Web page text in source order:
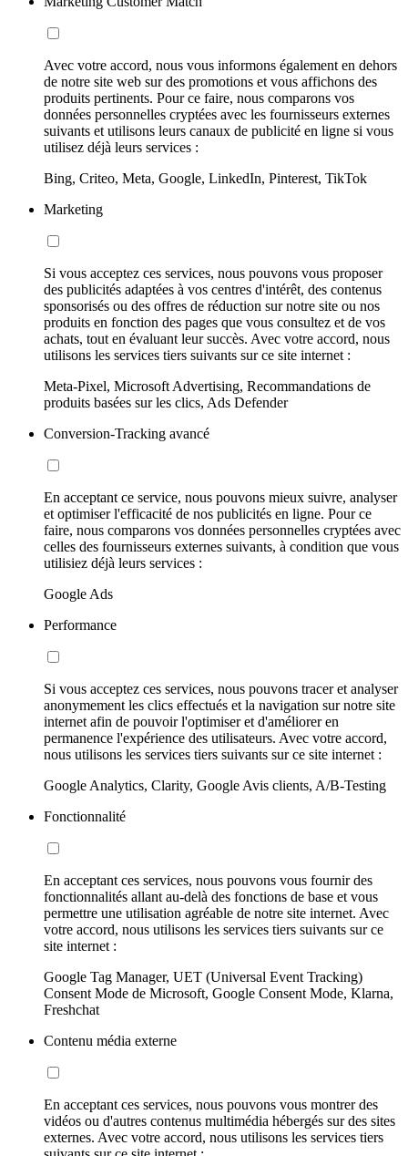
Avec votre accord, nous vous informons également en dehors
de notre site web sur des promotions et vous affichons des
produits pertinents. Pour ce faire, nous comparons vos
données personnelles cryptées avec les fournisseurs externes
suivants et utilisons leurs canaux de publicité en ligne si vous
utilisez déjà leurs services :
Bing, Criteo, Meta, Google, LinkedIn, Pinterest, TikTok
Marketing
Si vous acceptez ces services, nous pouvons vous proposer
des publicités adaptées à vos centres d'intérêt, des contenus
sponsorisés ou des offres de réduction sur notre site ou nos
produits en fonction des pages que vous consultez et de vos
achats, tout en évaluant leur succès. Avec votre accord, nous
utilisons les services tiers suivants sur ce site internet :
Meta-Pixel, Microsoft Advertising, Recommandations de
produits basées sur les clics, Ads Defender
Conversion-Tracking avancé
En acceptant ce service, nous pouvons mieux suivre, analyser
et optimiser l'efficacité de nos publicités en ligne. Pour ce
faire, nous comparons vos données personnelles cryptées avec
celles des fournisseurs externes suivants, à condition que vous
utilisiez déjà leurs services :
Google Ads
Performance
Si vous acceptez ces services, nous pouvons tracer et analyser
anonymement les clics effectués et la navigation sur notre site
internet afin de pouvoir l'optimiser et d'améliorer en
permanence l'expérience des utilisateurs. Avec votre accord,
nous utilisons les services tiers suivants sur ce site internet :
Google Analytics, Clarity, Google Avis clients, A/B-Testing
Fonctionnalité
En acceptant ces services, nous pouvons vous fournir des
fonctionnalités allant au-delà des fonctions de base et vous
permettre une utilisation agréable de notre site internet. Avec
votre accord, nous utilisons les services tiers suivants sur ce
site internet :
Google Tag Manager, UET (Universal Event Tracking)
Consent Mode de Microsoft, Google Consent Mode, Klarna,
Freshchat
Contenu média externe
En acceptant ces services, nous pouvons vous montrer des
vidéos ou d'autres contenus multimédia hébergés sur des sites
externes. Avec votre accord, nous utilisons les services tiers